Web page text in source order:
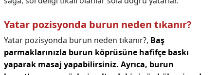
Yatar pozisyonda burun neden tıkanır?
Yatar pozisyonda burun neden tıkanır?, Baş
parmaklarınızla burun köprüsüne hafifçe baskı
yaparak masaj yapabilirsiniz. Ayrıca, burun